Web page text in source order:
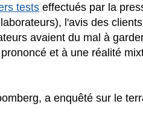
tests effectués par la
l'avis des
avaient du mal à
et à une réalité
a enquêté sur le